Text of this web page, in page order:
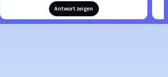
Antwort zeigen